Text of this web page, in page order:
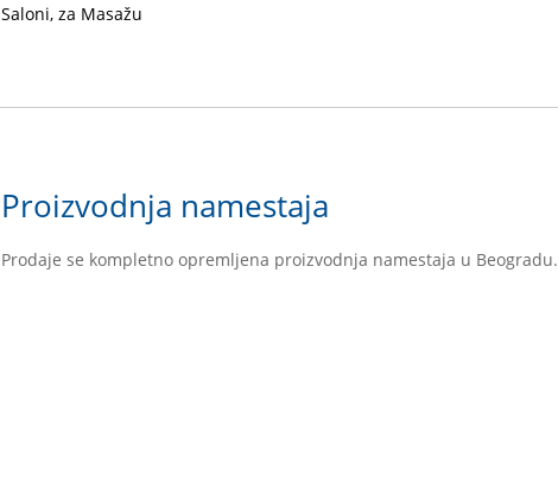
Saloni, za Masažu
Proizvodnja namestaja
Prodaje se kompletno opremljena proizvodnja namestaja u Beogradu.